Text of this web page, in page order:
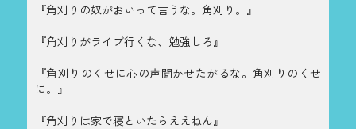
『角刈りの奴がおいって言うな。角刈り。』
『角刈りがライブ行くな、勉強しろ』
『角刈りのくせに心の声聞かせたがるな。角刈りのくせ
に。』
『角刈りは家で寝といたらええねん』